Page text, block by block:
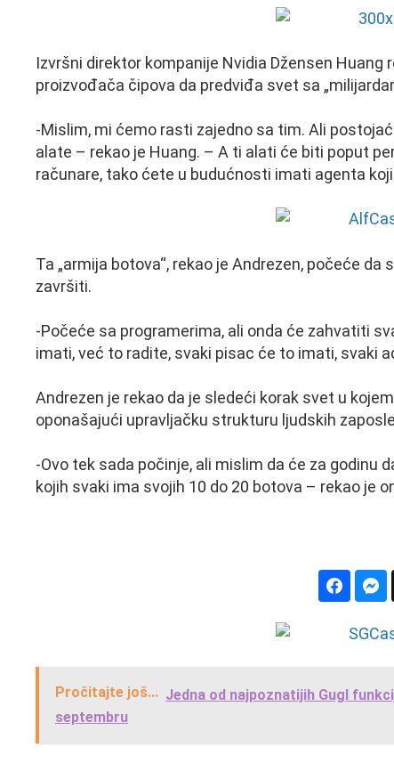
Izvršni direktor kompanije Nvidia Džensen
proizvođača čipova da predviđa svet sa
-Mislim, mi ćemo rasti zajedno sa tim. Ali
alate – rekao je Huang. – A ti alati će biti poput
računare, tako ćete u budućnosti imati agenta
Ta „armija botova“, rekao je Andrezen, počeće
završiti.
-Počeće sa programerima, ali onda će zahvatiti
imati, već to radite, svaki pisac će to imati, svaki
Andrezen je rekao da je sledeći korak svet u
oponašajući upravljačku strukturu ljudskih
-Ovo tek sada počinje, ali mislim da će za godinu
kojih svaki ima svojih 10 do 20 botova – rekao je
Pročitajte još... Jedna od najpoznatijih Gugl
septembru